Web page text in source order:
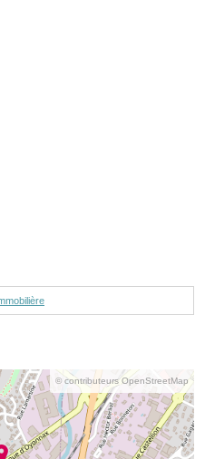
© contributeurs OpenStreetMap